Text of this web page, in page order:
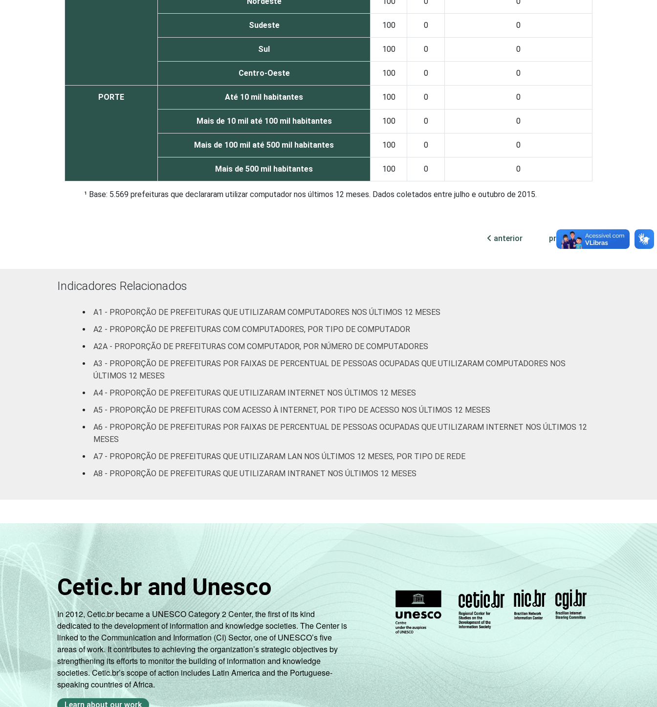
Sudeste 100 0 0
Sul 100 0 0
Centro-Oeste 100 0 0
PORTE Até 10 mil habitantes 100 0 0
Mais de 10 mil até 100 mil habitantes 100 0 0
Mais de 100 mil até 500 mil habitantes 100 0 0
Mais de 500 mil habitantes 100 0 0
¹ Base: 5.569 prefeituras que declararam utilizar computador nos últimos 12 meses. Dados coletados entre julho e outubro de 2015.
anterior próxima
Indicadores Relacionados
A1 - PROPORÇÃO DE PREFEITURAS QUE UTILIZARAM COMPUTADORES NOS ÚLTIMOS 12 MESES
A2 - PROPORÇÃO DE PREFEITURAS COM COMPUTADORES, POR TIPO DE COMPUTADOR
A2A - PROPORÇÃO DE PREFEITURAS COM COMPUTADOR, POR NÚMERO DE COMPUTADORES
A3 - PROPORÇÃO DE PREFEITURAS POR FAIXAS DE PERCENTUAL DE PESSOAS OCUPADAS QUE UTILIZARAM COMPUTADORES NOS
ÚLTIMOS 12 MESES
A4 - PROPORÇÃO DE PREFEITURAS QUE UTILIZARAM INTERNET NOS ÚLTIMOS 12 MESES
A5 - PROPORÇÃO DE PREFEITURAS COM ACESSO À INTERNET, POR TIPO DE ACESSO NOS ÚLTIMOS 12 MESES
A6 - PROPORÇÃO DE PREFEITURAS POR FAIXAS DE PERCENTUAL DE PESSOAS OCUPADAS QUE UTILIZARAM INTERNET NOS ÚLTIMOS 12
MESES
A7 - PROPORÇÃO DE PREFEITURAS QUE UTILIZARAM LAN NOS ÚLTIMOS 12 MESES, POR TIPO DE REDE
A8 - PROPORÇÃO DE PREFEITURAS QUE UTILIZARAM INTRANET NOS ÚLTIMOS 12 MESES
Cetic.br and Unesco
In 2012, Cetic.br became a UNESCO Category 2 Center, the first of its kind
dedicated to the development of information and knowledge societies. The Center is
linked to the Communication and Information (CI) Sector, one of UNESCO’s five
areas of work. It contributes to achieving the organization’s strategic objectives by
strengthening its efforts to monitor the building of information and knowledge
societies. Cetic.br’s scope of action includes Latin America and the Portuguese-
speaking countries of Africa.
Learn about our work